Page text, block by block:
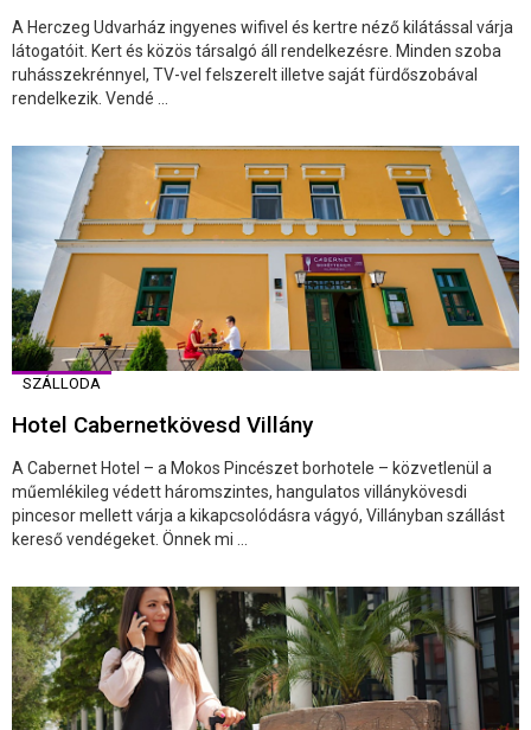
A Herczeg Udvarház ingyenes wifivel és kertre néző kilátással várja
látogatóit. Kert és közös társalgó áll rendelkezésre. Minden szoba
ruhásszekrénnyel, TV-vel felszerelt illetve saját fürdőszobával
rendelkezik. Vendé ...
SZÁLLODA
Hotel Cabernetkövesd Villány
A Cabernet Hotel – a Mokos Pincészet borhotele – közvetlenül a
műemlékileg védett háromszintes, hangulatos villánykövesdi
pincesor mellett várja a kikapcsolódásra vágyó, Villányban szállást
kereső vendégeket. Önnek mi ...